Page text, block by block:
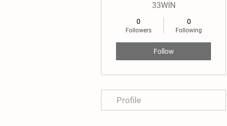
33WIN
0
Followers
0
Following
Follow
Profile